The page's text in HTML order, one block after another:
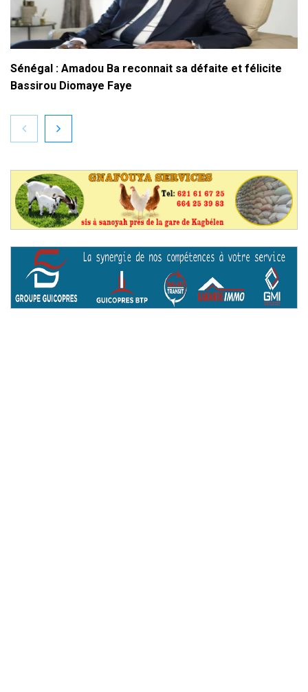
Sénégal : Amadou Ba reconnait sa défaite et félicite
Bassirou Diomaye Faye